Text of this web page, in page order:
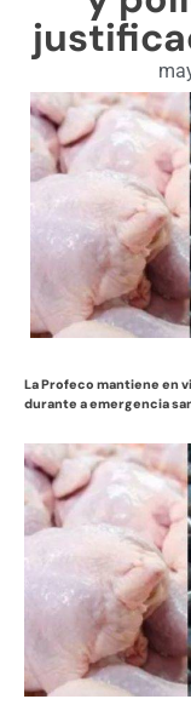
La Profeco mantiene en
durante a emergencia